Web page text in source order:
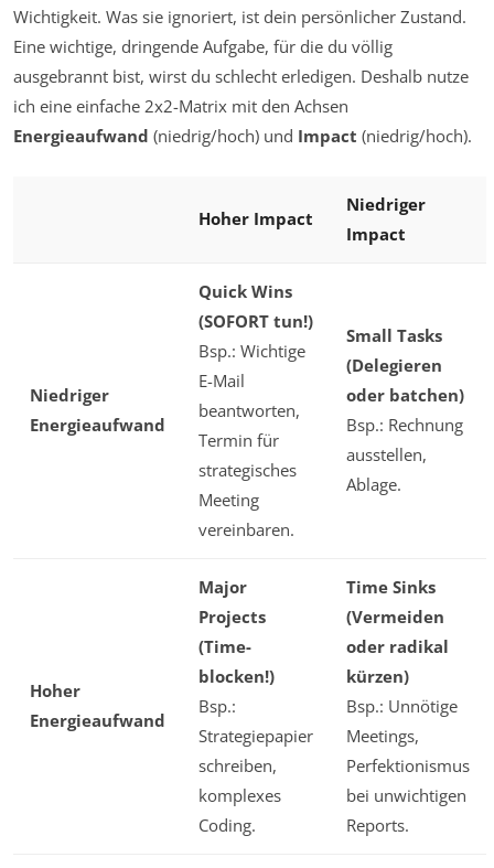
Wichtigkeit. Was sie ignoriert, ist dein persönlicher Zustand.
Eine wichtige, dringende Aufgabe, für die du völlig
ausgebrannt bist, wirst du schlecht erledigen. Deshalb nutze
ich eine einfache 2x2-Matrix mit den Achsen
Energieaufwand (niedrig/hoch) und Impact (niedrig/hoch).
Hoher Impact
Niedriger
Impact
Niedriger
Energieaufwand
Quick Wins
(SOFORT tun!)
Bsp.: Wichtige
E-Mail
beantworten,
Termin für
strategisches
Meeting
vereinbaren.
Small Tasks
(Delegieren
oder batchen)
Bsp.: Rechnung
ausstellen,
Ablage.
Hoher
Energieaufwand
Major
Projects
(Time-
blocken!)
Bsp.:
Strategiepapier
schreiben,
komplexes
Coding.
Time Sinks
(Vermeiden
oder radikal
kürzen)
Bsp.: Unnötige
Meetings,
Perfektionismus
bei unwichtigen
Reports.